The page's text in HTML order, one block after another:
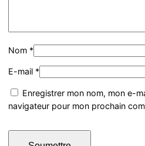
Nom *
E-mail *
Enregistrer mon nom, mon e-
navigateur pour mon prochain